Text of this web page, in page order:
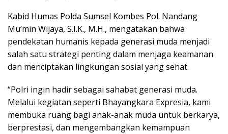
Kabid Humas Polda Sumsel Kombes Pol. Nandang
Mu’min Wijaya, S.I.K., M.H., mengatakan bahwa
pendekatan humanis kepada generasi muda menjadi
salah satu strategi penting dalam menjaga keamanan
dan menciptakan lingkungan sosial yang sehat.
“Polri ingin hadir sebagai sahabat generasi muda.
Melalui kegiatan seperti Bhayangkara Expresia, kami
membuka ruang bagi anak-anak muda untuk berkarya,
berprestasi, dan mengembangkan kemampuan